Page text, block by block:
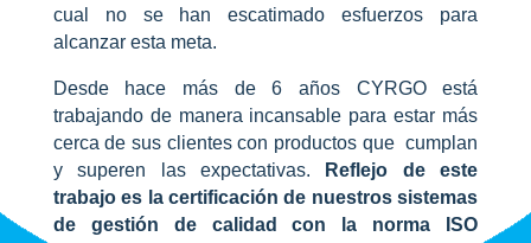
cual no se han escatimado esfuerzos para
alcanzar esta meta.
Desde hace más de 6 años CYRGO está
trabajando de manera incansable para estar más
cerca de sus clientes con productos que cumplan
y superen las expectativas.
Reflejo de este
trabajo es la certificación de nuestros sistemas
de gestión de calidad con la norma ISO